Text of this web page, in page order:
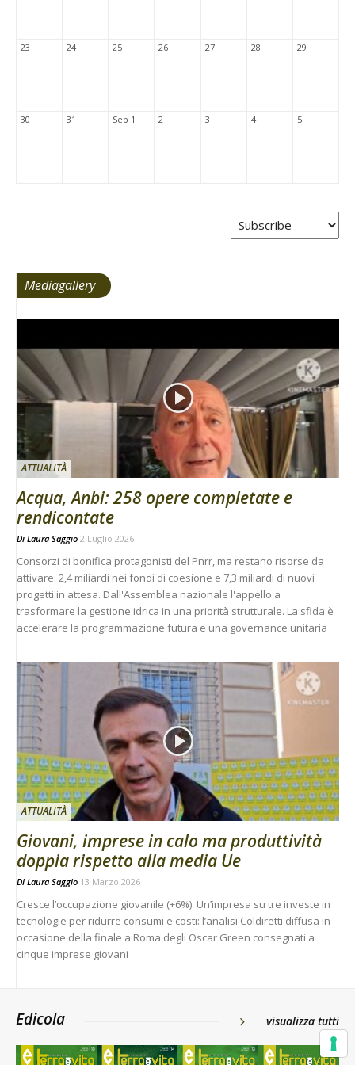
23 24 25 26 27 28 29
30 31 Sep 1 2 3 4 5
Mediagallery
ATTUALITÀ
Acqua, Anbi: 258 opere completate e
rendicontate
Di Laura Saggio 2 Luglio 2026
Consorzi di bonifica protagonisti del Pnrr, ma restano risorse da
attivare: 2,4 miliardi nei fondi di coesione e 7,3 miliardi di nuovi
progetti in attesa. Dall'Assemblea nazionale l'appello a
trasformare la gestione idrica in una priorità strutturale. La sfida è
accelerare la programmazione futura e una governance unitaria
ATTUALITÀ
Giovani, imprese in calo ma produttività
doppia rispetto alla media Ue
Di Laura Saggio 13 Marzo 2026
Cresce l’occupazione giovanile (+6%). Un’impresa su tre investe in
tecnologie per ridurre consumi e costi: l’analisi Coldiretti diffusa in
occasione della finale a Roma degli Oscar Green consegnati a
cinque imprese giovani
Edicola visualizza tutti